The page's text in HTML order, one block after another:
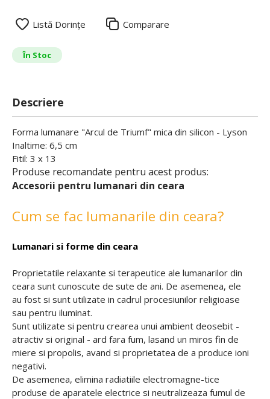
Listă Dorințe Comparare
În Stoc
Descriere
Forma lumanare "Arcul de Triumf" mica din silicon - Lyson
Inaltime: 6,5 cm
Fitil: 3 x 13
Produse recomandate pentru acest produs:
Accesorii pentru lumanari din ceara
Cum se fac lumanarile din ceara?
Lumanari si forme din ceara
Proprietatile relaxante si terapeutice ale lumanarilor din
ceara sunt cunoscute de sute de ani. De asemenea, ele
au fost si sunt utilizate in cadrul procesiunilor religioase
sau pentru iluminat.
Sunt utilizate si pentru crearea unui ambient deosebit -
atractiv si original - ard fara fum, lasand un miros fin de
miere si propolis, avand si proprietatea de a produce ioni
negativi.
De asemenea, elimina radiatiile electromagne-tice
produse de aparatele electrice si neutralizeaza fumul de